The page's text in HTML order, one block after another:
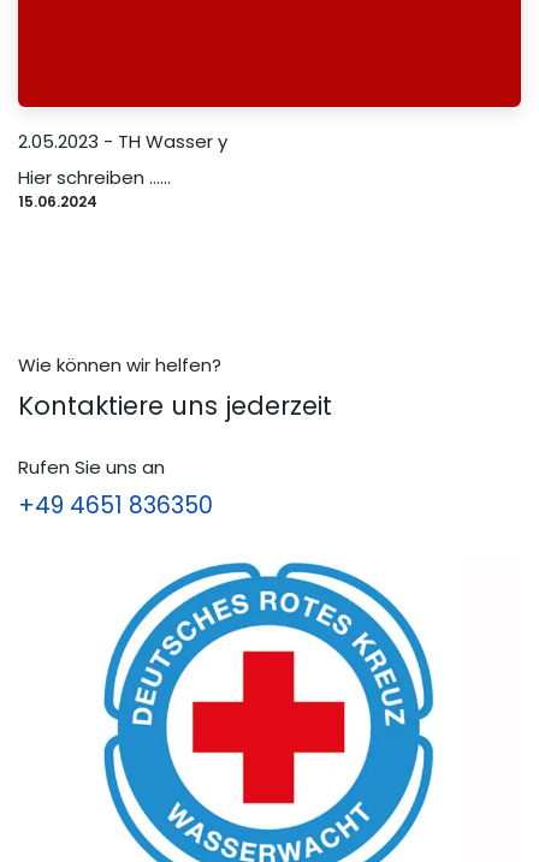
2.05.2023 - TH Wasser y
Hier schreiben …...
15.06.2024
Wie können wir helfen?
Kontaktiere uns jederzeit
Rufen Sie uns an
+49 4651 836350